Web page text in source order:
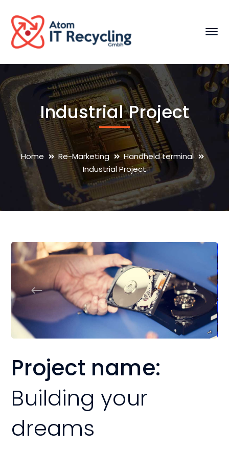
Industrial Project
Home Re-Marketing
Handheld terminal
Industrial Project
Project name:
Building your
dreams